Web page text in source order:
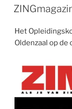
OP
Het
Oldenzaal op de